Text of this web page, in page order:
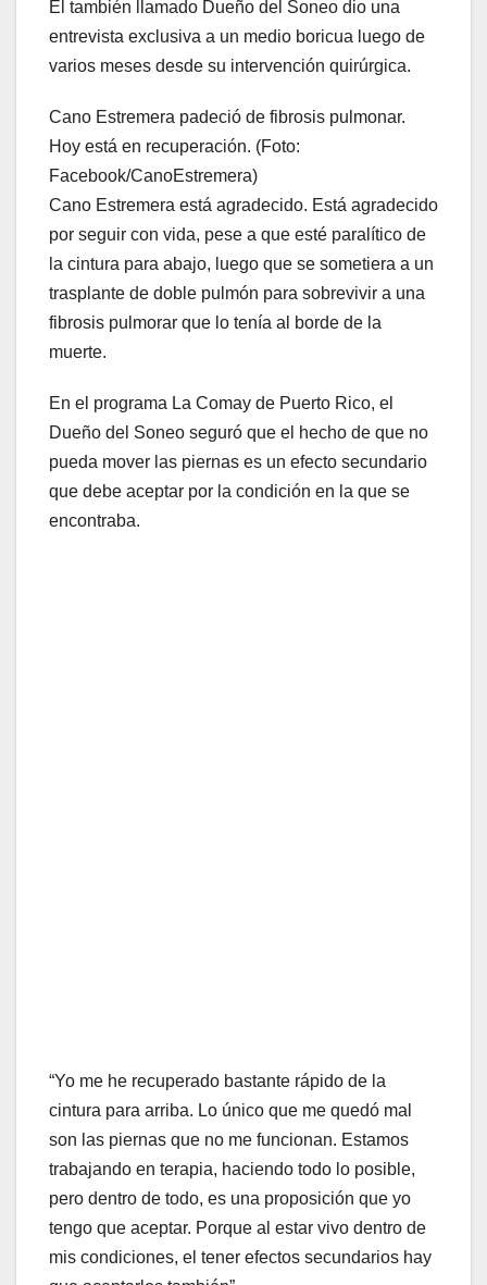
El también llamado Dueño del Soneo dio una
entrevista exclusiva a un medio boricua luego de
varios meses desde su intervención quirúrgica.
Cano Estremera padeció de fibrosis pulmonar.
Hoy está en recuperación. (Foto:
Facebook/CanoEstremera)
Cano Estremera está agradecido. Está agradecido
por seguir con vida, pese a que esté paralítico de
la cintura para abajo, luego que se sometiera a un
trasplante de doble pulmón para sobrevivir a una
fibrosis pulmorar que lo tenía al borde de la
muerte.
En el programa La Comay de Puerto Rico, el
Dueño del Soneo seguró que el hecho de que no
pueda mover las piernas es un efecto secundario
que debe aceptar por la condición en la que se
encontraba.
“Yo me he recuperado bastante rápido de la
cintura para arriba. Lo único que me quedó mal
son las piernas que no me funcionan. Estamos
trabajando en terapia, haciendo todo lo posible,
pero dentro de todo, es una proposición que yo
tengo que aceptar. Porque al estar vivo dentro de
mis condiciones, el tener efectos secundarios hay